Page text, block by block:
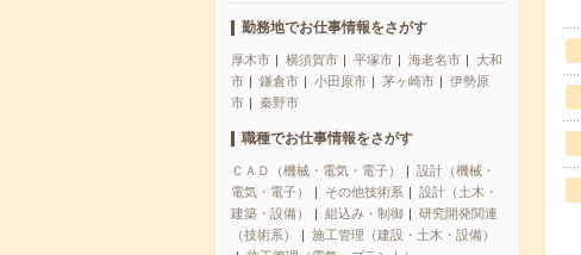
勤務地でお仕事情報をさがす
厚木市 横須賀市 平塚市 海老名市
大和
市
鎌倉市 小田原市 茅ヶ崎市
伊勢原
市
秦野市
職種でお仕事情報をさがす
ＣＡＤ（機械・電気・電子）
設計（機械・
電気・電子）
その他技術系
設計（土木・
建築・設備）
組込み・制御
研究開発関連
（技術系）
施工管理（建設・土木・設備）